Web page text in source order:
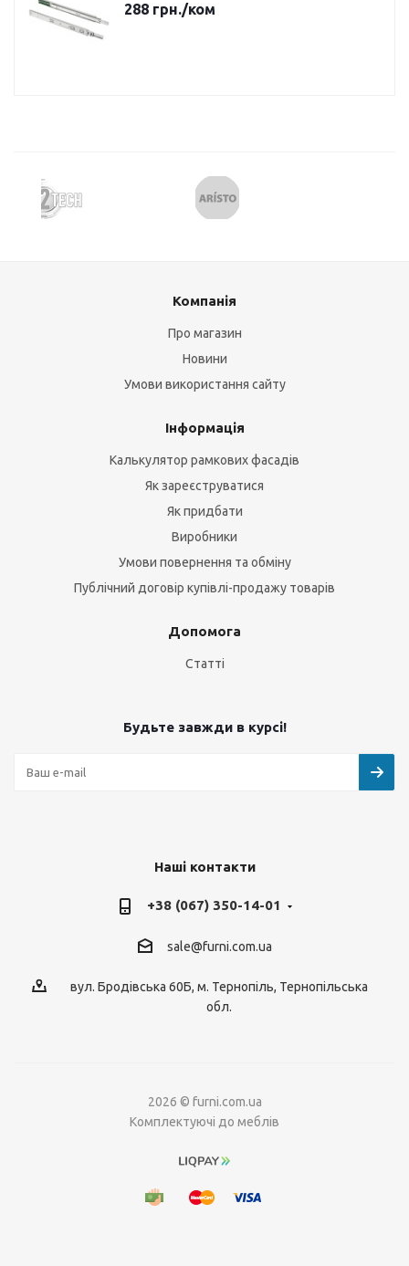
288 грн./ком
Компанія
Про магазин
Новини
Умови використання сайту
Інформація
Калькулятор рамкових фасадів
Як зареєструватися
Як придбати
Виробники
Умови повернення та обміну
Публічний договір купівлі-продажу товарів
Допомога
Статті
Будьте завжди в курсі!
Наші контакти
+38 (067) 350-14-01
sale@furni.com.ua
вул. Бродівська 60Б, м. Тернопіль, Тернопільська
обл.
2026 © furni.com.ua
Комплектуючі до меблів